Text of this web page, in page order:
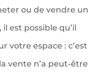
ou de vendre un
est possible qu’il
votre espace : c’est
vente n’a peut-être